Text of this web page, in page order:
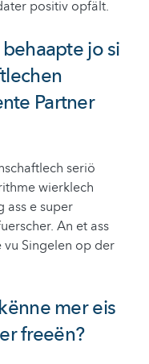
positiv opfält.
jo si
Partner
seriö
wierklech
ass e super
An et ass
Singelen op der
mer eis
freeën?